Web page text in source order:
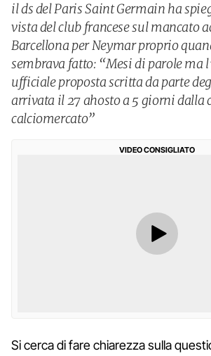
il ds del Paris Saint Germain ha
vista del club francese sul mancato
Barcellona per Neymar proprio
sembrava fatto: “Mesi di parole ma
ufficiale proposta scritta da parte
arrivata il 27 ahosto a 5 giorni dalla
calciomercato”
VIDEO CONSIGLIATO
Si cerca di fare chiarezza sulla